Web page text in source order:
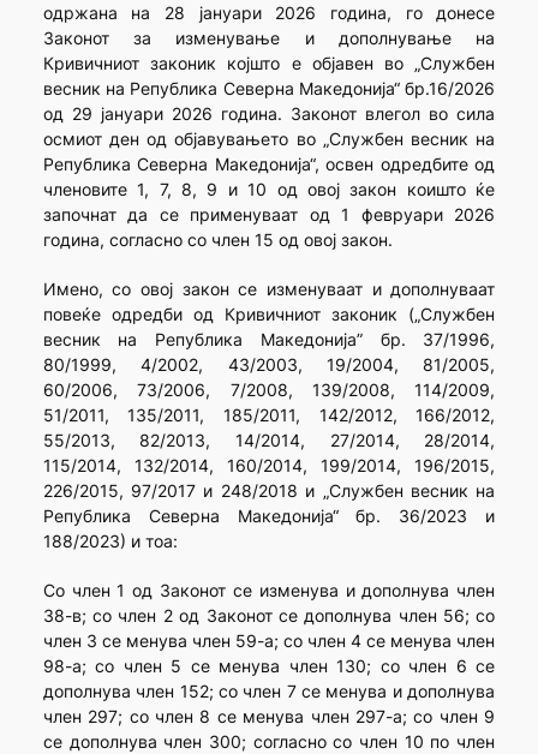
одржана на 28 јaнуари 2026 година, го донесе
Законот за изменување и дополнување на
Кривичниот законик којшто е објавен во „Службен
весник на Република Северна Македонија“ бр.16/2026
од 29 јaнуари 2026 година. Законот влегол во сила
осмиот ден од објавувањето во „Службен весник на
Република Северна Македонија“, освен одредбите од
членовите 1, 7, 8, 9 и 10 од овој закон коишто ќе
започнат да се применуваат од 1 февруари 2026
година, согласно со член 15 од овој закон.
Имено, со овој закон се изменуваат и дополнуваат
повеќе одредби од Кривичниот законик („Службен
весник на Република Македонија” бр. 37/1996,
80/1999, 4/2002, 43/2003, 19/2004, 81/2005,
60/2006, 73/2006, 7/2008, 139/2008, 114/2009,
51/2011, 135/2011, 185/2011, 142/2012, 166/2012,
55/2013, 82/2013, 14/2014, 27/2014, 28/2014,
115/2014, 132/2014, 160/2014, 199/2014, 196/2015,
226/2015, 97/2017 и 248/2018 и „Службен весник на
Република Северна Македонија“ бр. 36/2023 и
188/2023) и тоа:
Со член 1 од Законот се изменува и дополнува член
38-в; со член 2 од Законот се дополнува член 56; со
член 3 се менува член 59-а; со член 4 се менува член
98-а; со член 5 се менува член 130; со член 6 се
дополнува член 152; со член 7 се менува и дополнува
член 297; со член 8 се менува член 297-а; со член 9
се дополнува член 300; согласно со член 10 по член